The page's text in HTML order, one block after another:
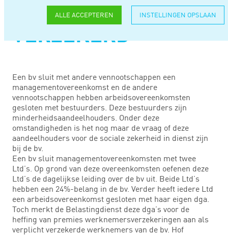
ALLE ACCEPTEREN INSTELLINGEN OPSLAAN
SOCIAAL
VERZEKERD
Een bv sluit met andere vennootschappen een
managementovereenkomst en de andere
vennootschappen hebben arbeidsovereenkomsten
gesloten met bestuurders. Deze bestuurders zijn
minderheidsaandeelhouders. Onder deze
omstandigheden is het nog maar de vraag of deze
aandeelhouders voor de sociale zekerheid in dienst zijn
bij de bv.
Een bv sluit managementovereenkomsten met twee
Ltd’s. Op grond van deze overeenkomsten oefenen deze
Ltd’s de dagelijkse leiding over de bv uit. Beide Ltd’s
hebben een 24%-belang in de bv. Verder heeft iedere Ltd
een arbeidsovereenkomst gesloten met haar eigen dga.
Toch merkt de Belastingdienst deze dga’s voor de
heffing van premies werknemersverzekeringen aan als
verplicht verzekerde werknemers van de bv. Hof